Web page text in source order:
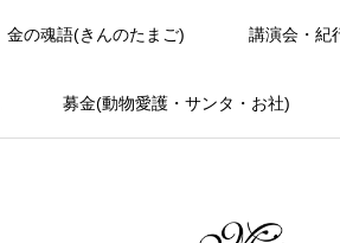
金の魂語(きんのたまご) 講演会・紀
募金(動物愛護・サンタ・お社)